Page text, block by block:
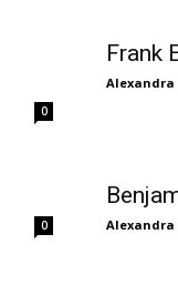
0
Frank
Alexandra
0 Alexandra